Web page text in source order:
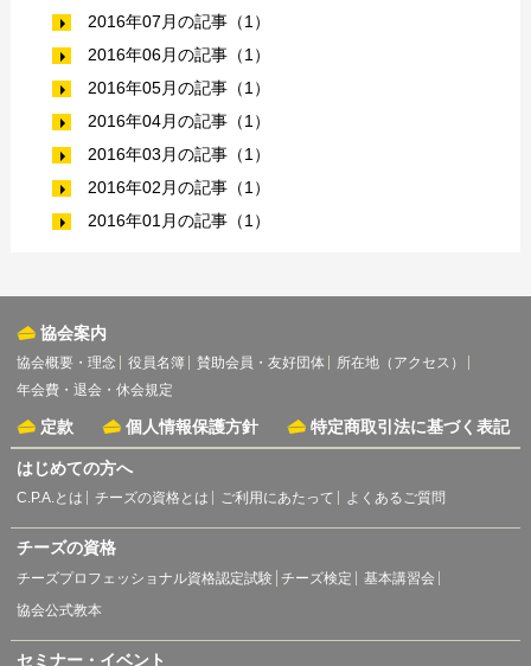
2016年07月の記事（1）
2016年06月の記事（1）
2016年05月の記事（1）
2016年04月の記事（1）
2016年03月の記事（1）
2016年02月の記事（1）
2016年01月の記事（1）
協会案内
協会概要・理念 役員名簿 賛助会員・友好団体
所在地（アクセス）
年会費・退会・休会規定
定款 個人情報保護方針 特定商取引法に基づく表記
はじめての方へ
C.P.A.とは チーズの資格とは ご利用にあたって よくあるご質問
チーズの資格
チーズプロフェッショナル資格認定試験 チーズ検定
基本講習会
協会公式教本
セミナー・イベント